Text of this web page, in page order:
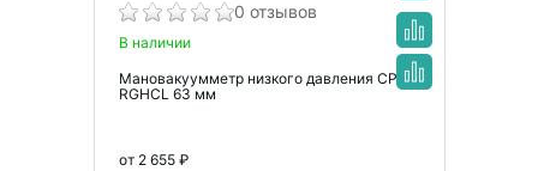
0 отзывов
В наличии
Мановакуумметр низкого давления CPS
RGHCL 63 мм
от 2 655 ₽